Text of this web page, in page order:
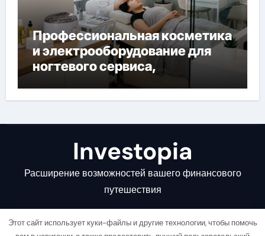
Профессиональная косметика
и электрооборудование для
ногтевого сервиса,
наращивания ресниц и
депиляции
Investopia
Расширение возможностей вашего финансового
путешествия
Этот сайт использует куки-файлы и другие технологии, чтобы помочь